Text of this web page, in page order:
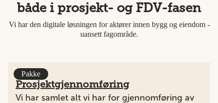
både i prosjekt- og FDV-fasen
Vi har den digitale løsningen for aktører innen bygg og eiendom -
uansett fagområde.
Pakke
Prosjektgjennomføring
Vi har samlet alt vi har for gjennomføring av